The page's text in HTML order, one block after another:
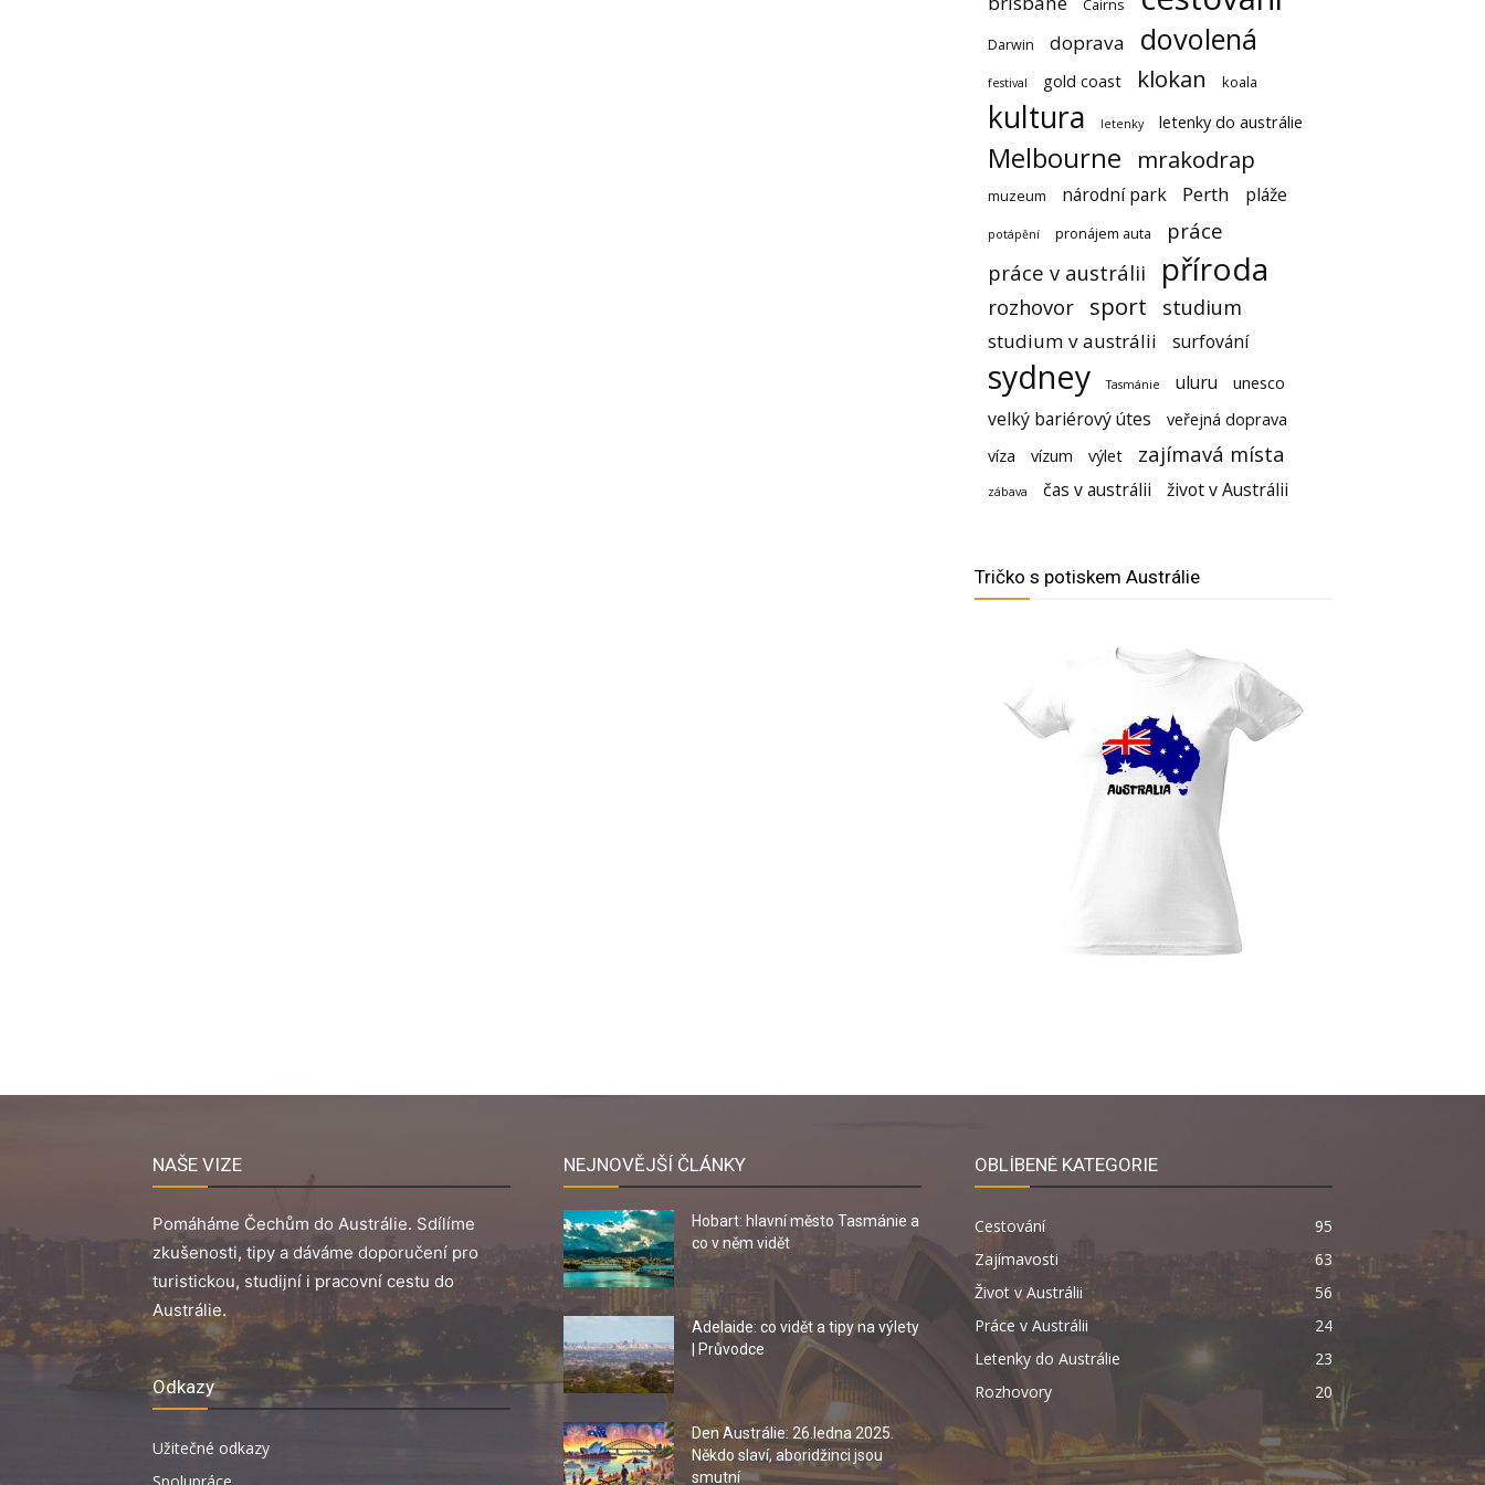
Cairns
Darwin doprava dovolená
festival gold coast klokan koala
kultura letenky letenky do austrálie
Melbourne mrakodrap
muzeum národní park Perth pláže
potápění pronájem auta
práce
práce v austrálii
příroda
rozhovor sport studium
studium v austrálii surfování
sydney Tasmánie uluru unesco
velký bariérový útes
veřejná doprava
víza
vízum výlet zajímavá místa
zábava čas v austrálii život v Austrálii
Tričko s potiskem Austrálie
NAŠE VIZE
Pomáháme Čechům do Austrálie. Sdílíme
zkušenosti, tipy a dáváme doporučení pro
turistickou, studijní i pracovní cestu do
Austrálie.
Odkazy
Užitečné odkazy
NEJNOVĚJŠÍ ČLÁNKY
Hobart: hlavní město Tasmánie a
co v něm vidět
Adelaide: co vidět a tipy na výlety
| Průvodce
Den Austrálie: 26.ledna 2025.
Někdo slaví, aboridžinci jsou
smutní
OBLÍBENÉ KATEGORIE
Cestování
95
Zajímavosti
63
Život v Austrálii
56
Práce v Austrálii
24
Letenky do Austrálie
23
Rozhovory
20